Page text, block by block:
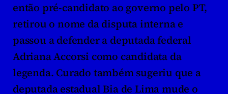
então pré-candidato ao governo pelo PT,
retirou o nome da disputa interna e
passou a defender a deputada federal
Adriana Accorsi como candidata da
legenda. Curado também sugeriu que a
deputada estadual Bia de Lima mude o